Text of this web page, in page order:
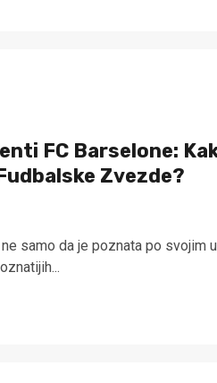
FC Barselone:
Zvezde?
samo da je poznata po svojim